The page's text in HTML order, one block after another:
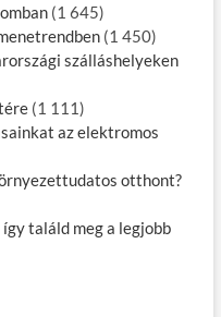
(1 645)
(1 450)
szálláshelyeken
(1 111)
az elektromos
otthont?
találd meg a legjobb